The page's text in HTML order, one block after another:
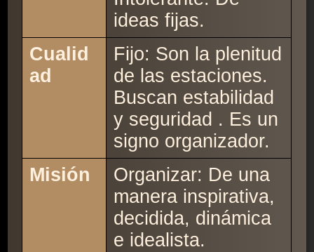
ideas fijas.
Cualid
ad
Fijo: Son la plenitud
de las estaciones.
Buscan estabilidad
y seguridad . Es un
signo organizador.
Misión
Organizar: De una
manera inspirativa,
decidida, dinámica
e idealista.